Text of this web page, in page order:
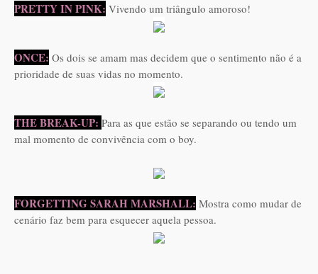
PRETTY IN PINK: Vivendo um triângulo amoroso!
ONCE: Os dois se amam mas decidem que o sentimento não é a
prioridade de suas vidas no momento.
THE BREAK-UP: Para as que estão se separando ou tendo um
mal momento de convivência com o boy.
FORGETTING SARAH MARSHALL: Mostra como mudar de
cenário faz bem para esquecer aquela pessoa.